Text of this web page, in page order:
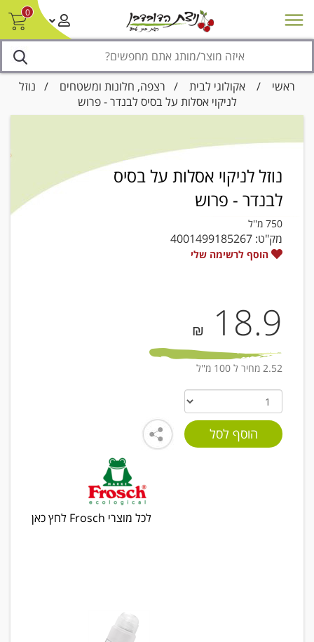
0
מבצעים סניפים צור קשר/ביטול הזמנה
ראשי / אקולוגי לבית / רצפה, חלונות ומשטחים / נוזל
לניקוי אסלות על בסיס לבנדר - פרוש
נוזל לניקוי אסלות על בסיס
לבנדר - פרוש
750 מ''ל
מק"ט: 4001499185267
הוסף לרשימה שלי
18.9
₪
2.52 מחיר ל 100 מ''ל
לכל מוצרי Frosch לחץ כאן